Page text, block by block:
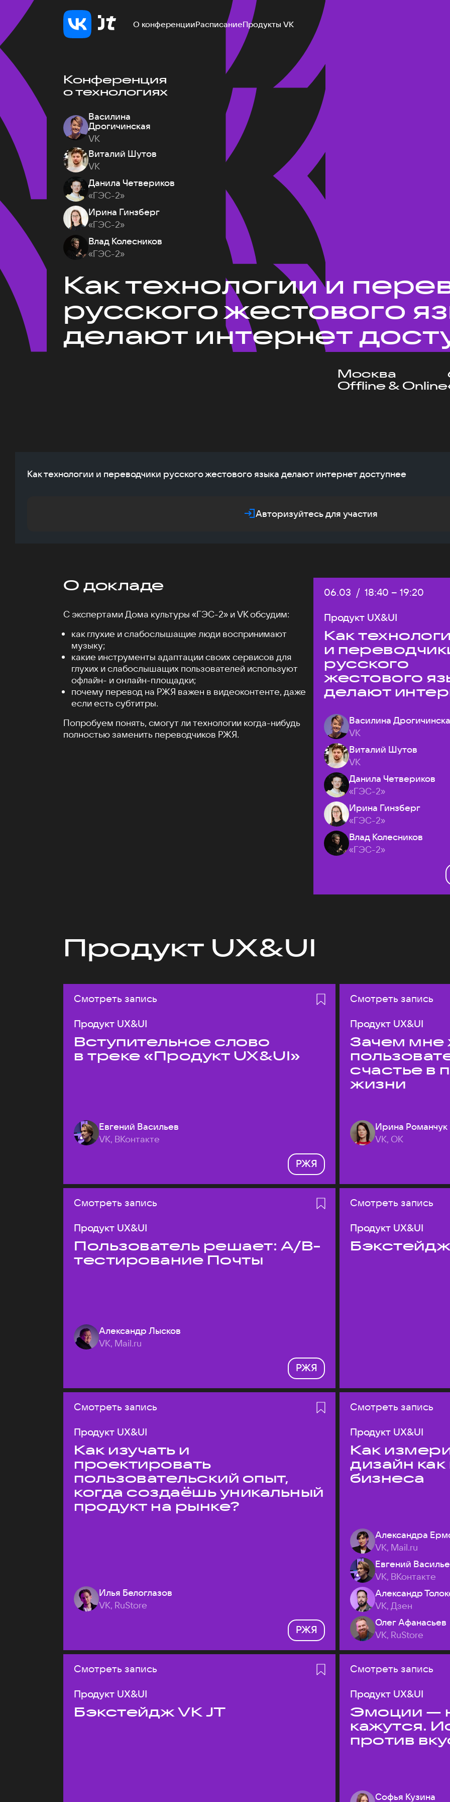
О конференцииРасписаниеПродукты VK
Конференция
о технологиях
Василина
Дрогичинская
VK
Виталий Шутов
VK
Данила Четвериков
«ГЭС-2»
Ирина Гинзберг
«ГЭС-2»
Влад Колесников
«ГЭС-2»
Как технологии и
русского жестового
делают интернет
Москва
Offline & Online
Как технологии и переводчики русского жестового языка делают интернет доступнее
Авторизуйтесь для участия
О докладе
С экспертами Дома культуры «ГЭС-2» и VK обсудим:
как глухие и слабослышащие люди воспринимают
музыку;
какие инструменты адаптации своих сервисов для
глухих и слабослышащих пользователей используют
офлайн- и онлайн-площадки;
почему перевод на РЖЯ важен в видеоконтенте, даже
если есть субтитры.
Попробуем понять, смогут ли технологии когда-нибудь
полностью заменить переводчиков РЖЯ.
Дата:
06.03 / Начало:
18:40 – Конец:
19:20
Продукт UX&UI
Как
и
русского
жестового
делают
Василина
VK
Виталий Шутов
VK
Данила Четвериков
«ГЭС-2»
Ирина Гинзберг
«ГЭС-2»
Влад Колесников
«ГЭС-2»
Продукт UX&UI
Смотреть запись
Продукт UX&UI
Вступительное слово
в треке «Продукт UX&UI»
Евгений Васильев
VK, ВКонтакте
РЖЯ
Смотреть запись
Продукт UX&UI
Зачем мне
счастье в
жизни
Ирина Романчук
VK, ОК
Смотреть запись
Продукт UX&UI
Пользователь решает: A/B-
тестирование Почты
Александр Лысков
VK, Mail.ru
РЖЯ
Смотреть запись
Продукт UX&UI
Бэкстейдж
Смотреть запись
Продукт UX&UI
Как изучать и
проектировать
пользовательский опыт,
когда создаёшь уникальный
продукт на рынке?
Илья Белоглазов
VK, RuStore
РЖЯ
Смотреть запись
Продукт UX&UI
Как
дизайн
бизнеса
Александра
VK, Mail.ru
Евгений
VK, ВКонтакте
Александр
VK, Дзен
Олег Афанасьев
VK, RuStore
Смотреть запись
Продукт UX&UI
Бэкстейдж VK JT
Смотреть запись
Продукт UX&UI
Эмоции —
кажутся.
против
Софья Кузина